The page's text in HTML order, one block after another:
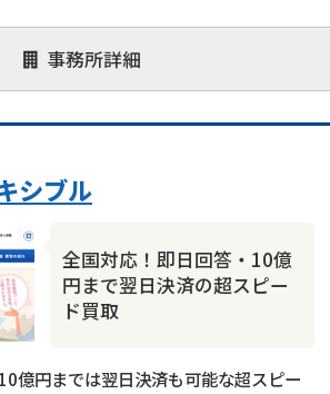
事務所詳細
オンライン面談可能
レスポンスが早い
1億円以上の買取可
シブル
全国対応！即日回答・10億
円まで翌日決済の超スピー
ド買取
億円までは翌日決済も可能な超スピー